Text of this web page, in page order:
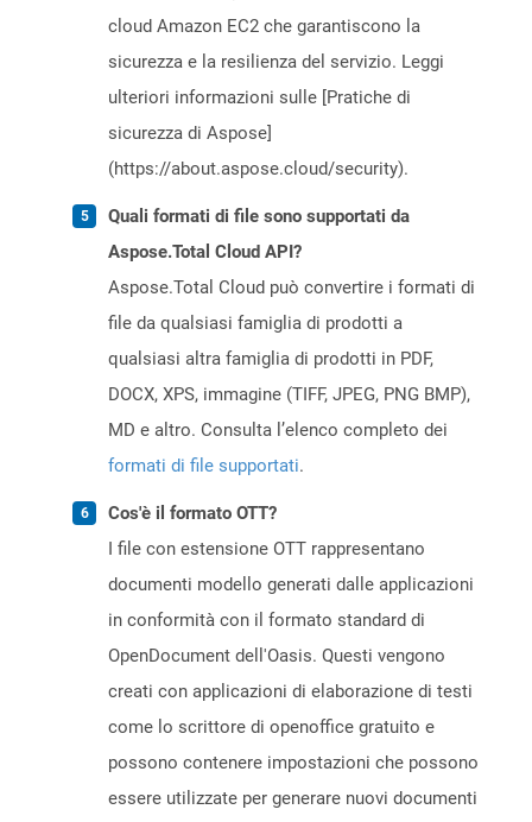
cloud Amazon EC2 che garantiscono la
sicurezza e la resilienza del servizio. Leggi
ulteriori informazioni sulle [Pratiche di
sicurezza di Aspose]
(https://about.aspose.cloud/security).
Quali formati di file sono supportati da
Aspose.Total Cloud API?
Aspose.Total Cloud può convertire i formati di
file da qualsiasi famiglia di prodotti a
qualsiasi altra famiglia di prodotti in PDF,
DOCX, XPS, immagine (TIFF, JPEG, PNG BMP),
MD e altro. Consulta l’elenco completo dei
formati di file supportati.
Cos'è il formato OTT?
I file con estensione OTT rappresentano
documenti modello generati dalle applicazioni
in conformità con il formato standard di
OpenDocument dell'Oasis. Questi vengono
creati con applicazioni di elaborazione di testi
come lo scrittore di openoffice gratuito e
possono contenere impostazioni che possono
essere utilizzate per generare nuovi documenti